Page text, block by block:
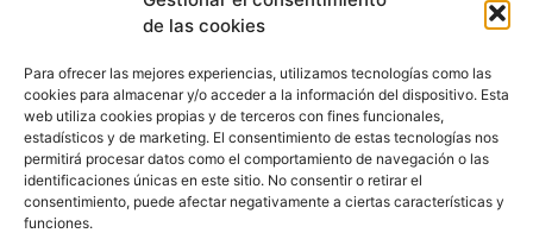
de las cookies
Para ofrecer las mejores experiencias, utilizamos tecnologías como las
cookies para almacenar y/o acceder a la información del dispositivo. Esta
web utiliza cookies propias y de terceros con fines funcionales,
estadísticos y de marketing. El consentimiento de estas tecnologías nos
permitirá procesar datos como el comportamiento de navegación o las
identificaciones únicas en este sitio. No consentir o retirar el
consentimiento, puede afectar negativamente a ciertas características y
funciones.
avançat durant la seva compareixença davant els
en el Complex de la […]
ELS 4 TIPUS DE CONTRACTES QUE ET PODEN OFERIR A
PARTIR D’ARA AMB LA NOVA REFORMA LABORAL